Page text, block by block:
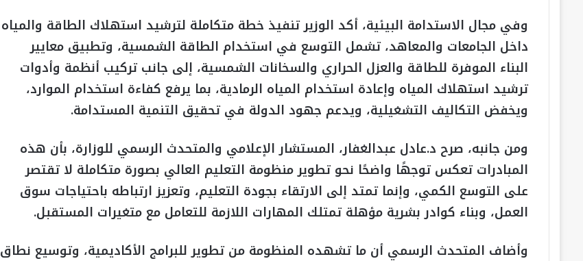
وفي مجال الاستدامة البيئية، أكد الوزير تنفيذ خطة متكاملة لترشيد استهلاك الطاقة والمياه
داخل الجامعات والمعاهد، تشمل التوسع في استخدام الطاقة الشمسية، وتطبيق معايير
البناء الموفرة للطاقة والعزل الحراري والسخانات الشمسية، إلى جانب تركيب أنظمة وأدوات
ترشيد استهلاك المياه وإعادة استخدام المياه الرمادية، بما يرفع كفاءة استخدام الموارد،
ويخفض التكاليف التشغيلية، ويدعم جهود الدولة في تحقيق التنمية المستدامة.
ومن جانبه، صرح د.عادل عبدالغفار، المستشار الإعلامي والمتحدث الرسمي للوزارة، بأن هذه
المبادرات تعكس توجهًا واضحًا نحو تطوير منظومة التعليم العالي بصورة متكاملة لا تقتصر
على التوسع الكمي، وإنما تمتد إلى الارتقاء بجودة التعليم، وتعزيز ارتباطه باحتياجات سوق
العمل، وبناء كوادر بشرية مؤهلة تمتلك المهارات اللازمة للتعامل مع متغيرات المستقبل.
وأضاف المتحدث الرسمي أن ما تشهده المنظومة من تطوير للبرامج الأكاديمية، وتوسيع نطاق